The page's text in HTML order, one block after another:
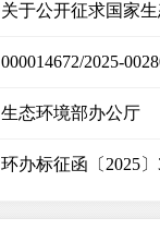
关于公开征求国家
000014672/2025-
生态环境部办公厅
环办标征函〔2025